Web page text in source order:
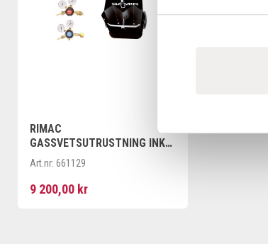
RIMAC
GASSVETSUTRUSTNING INKL.
REGULATORER
Art.nr: 661129
9 200,00 kr